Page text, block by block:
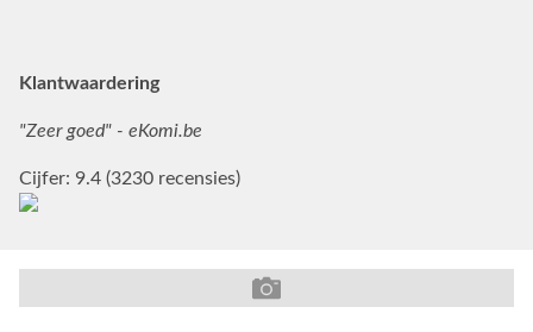
Klantwaardering
"Zeer goed" - eKomi.be
Cijfer: 9.4 (3230 recensies)